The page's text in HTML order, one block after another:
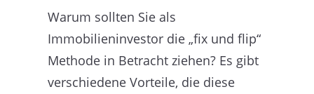
Warum sollten Sie als
Immobilieninvestor die „fix und flip“
Methode in Betracht ziehen? Es gibt
verschiedene Vorteile, die diese